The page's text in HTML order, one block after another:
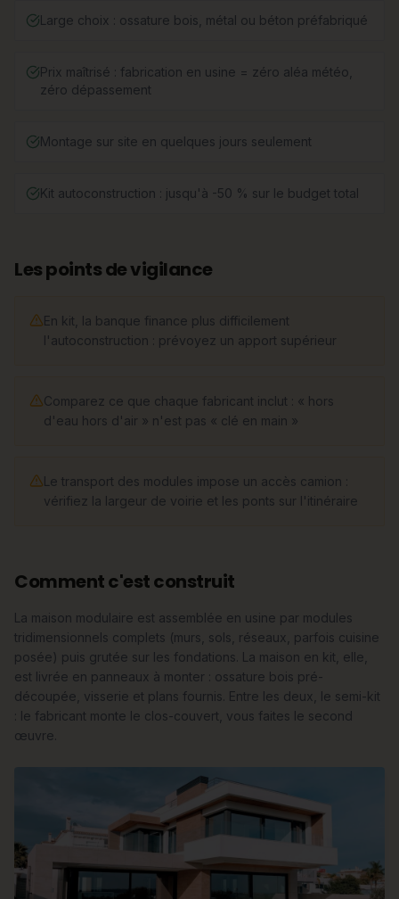
Large choix : ossature bois, métal ou béton préfabriqué
Prix maîtrisé : fabrication en usine = zéro aléa météo,
zéro dépassement
Montage sur site en quelques jours seulement
Kit autoconstruction : jusqu'à -50 % sur le budget total
Les points de vigilance
En kit, la banque finance plus difficilement
l'autoconstruction : prévoyez un apport supérieur
Comparez ce que chaque fabricant inclut : « hors
d'eau hors d'air » n'est pas « clé en main »
Le transport des modules impose un accès camion :
vérifiez la largeur de voirie et les ponts sur l'itinéraire
Comment c'est construit
La maison modulaire est assemblée en usine par modules
tridimensionnels complets (murs, sols, réseaux, parfois cuisine
posée) puis grutée sur les fondations. La maison en kit, elle,
est livrée en panneaux à monter : ossature bois pré-
découpée, visserie et plans fournis. Entre les deux, le semi-kit
: le fabricant monte le clos-couvert, vous faites le second
œuvre.